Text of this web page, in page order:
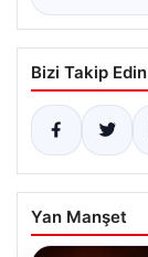
Bizi Takip Edin
Yan Manşet